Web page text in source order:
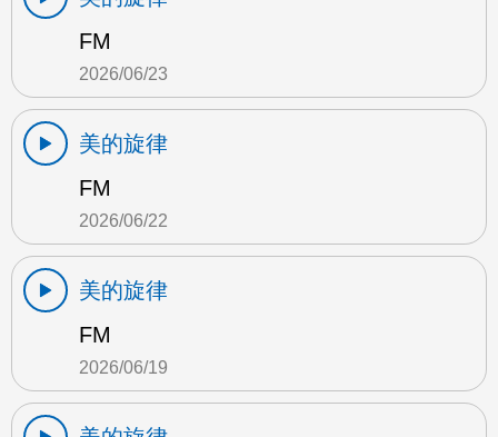
FM
2026/06/23
美的旋律
FM
2026/06/22
美的旋律
FM
2026/06/19